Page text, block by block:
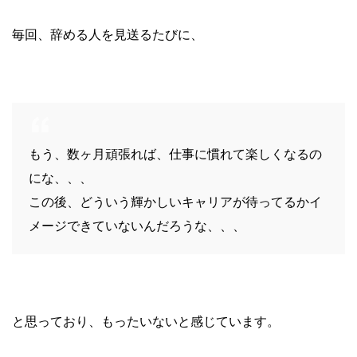
毎回、辞める人を見送るたびに、
もう、数ヶ月頑張れば、仕事に慣れて楽しくなるの
にな、、、
この後、どういう輝かしいキャリアが待ってるかイ
メージできていないんだろうな、、、
と思っており、もったいないと感じています。